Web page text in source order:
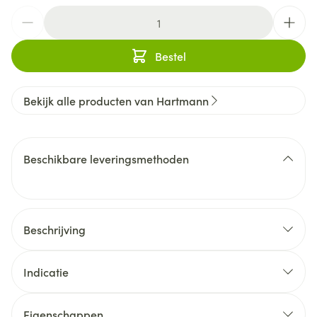
Bestel
Bekijk alle producten van Hartmann
Beschikbare leveringsmethoden
Beschrijving
Indicatie